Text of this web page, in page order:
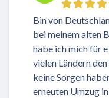
Bin von
bei meinem alten
habe ich mich für
vielen Ländern
keine Sorgen
erneuten Umzug